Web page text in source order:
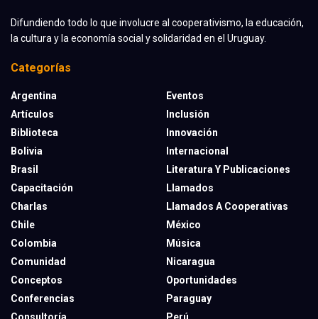
Difundiendo todo lo que involucre al cooperativismo, la educación,
la cultura y la economía social y solidaridad en el Uruguay.
Categorías
Argentina
Artículos
Biblioteca
Bolivia
Brasil
Capacitación
Charlas
Chile
Colombia
Comunidad
Conceptos
Conferencias
Eventos
Inclusión
Innovación
Internacional
Literatura Y Publicaciones
Llamados
Llamados A Cooperativas
México
Música
Nicaragua
Oportunidades
Paraguay